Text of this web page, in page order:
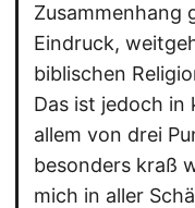
Zusammenhang
Eindruck,
biblischen
Das ist jedoch in
allem von drei
besonders kraß
mich in aller